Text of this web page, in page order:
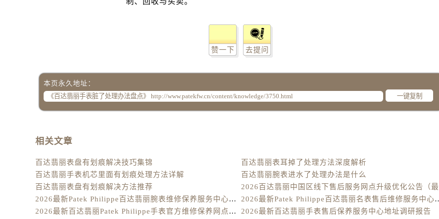
辽宁省葫芦岛市连山区中央路百达翡丽售后服务中心（需提前预约）
辽宁省锦州市古塔区中央大街百达翡丽售后服务中心（需提前预约）
辽宁省辽阳市白塔区新运大街百达翡丽售后服务中心（需提前预约）
辽宁省营口市站前区市府路与渤海大街交叉口百达翡丽售后服务中心（需提前预约）
辽宁省沈阳市沈河区中街路137号亨得利名表维修授权店1楼百达翡丽售后服务中心（需提前预约）
河北省保定市竞秀区朝阳北大街北国先天下百达翡丽售后服务中心（需提前预约）
内蒙古自治区阿拉善盟市左旗土尔扈特大街百达翡丽售后服务中心（需提前预约）
内蒙古自治区巴彦淖尔市临河区新华街百达翡丽售后服务中心（需提前预约）
内蒙古自治区包头市青山区幸福路甲3号王府井百货名表维修百达翡丽售后服务中心（需提前预约）
赞一下 去提问
本页永久地址：
一键复制
相关文章
百达翡丽表盘有划痕解决技巧集锦
百达翡丽表耳掉了处理方法深度解析
百达翡丽手表机芯里面有划痕处理方法详解
百达翡丽腕表进水了处理办法是什么
百达翡丽表盘有划痕解决方法推荐
2026最新Patek Philippe百达翡丽腕表维修保养服务中心网点地址实地探访报告
2026最新Patek Philippe百达
2026最新百达翡丽Patek Philippe手表官方维修保养网点地址调研报告
2026最新百达翡丽手表售后保养服务中心地址调研报告